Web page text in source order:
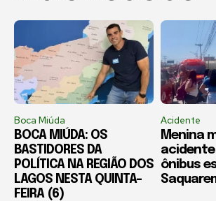
Boca Miúda
BOCA MIÚDA: OS
BASTIDORES DA
POLÍTICA NA REGIÃO DOS
LAGOS NESTA QUINTA-
FEIRA (6)
Acidente
Menina
acidente
ônibus